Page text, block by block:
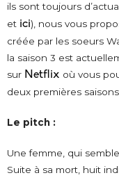
ils sont toujours
et ici), nous vous
créée par les soeurs
la saison 3 est
sur Netflix où vous
deux premières
Le pitch :
Une femme, qui
Suite à sa mort, huit